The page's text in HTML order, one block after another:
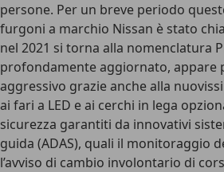
persone. Per un breve periodo
furgoni a marchio Nissan è stato
nel 2021 si torna alla nomenclatura
profondamente aggiornato, appare
aggressivo grazie anche alla
ai fari a LED e ai cerchi in lega
sicurezza garantiti da innovativi
guida (ADAS), quali il monitoraggio
l’avviso di cambio involontario di